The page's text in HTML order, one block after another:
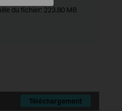
du fichier: 223.80 MB
Téléchargement